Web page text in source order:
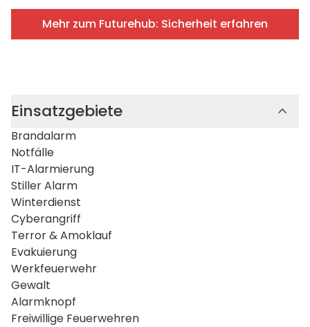
Mehr zum Futurehub: Sicherheit erfahren
Einsatzgebiete
Brandalarm
Notfälle
IT-Alarmierung
Stiller Alarm
Winterdienst
Cyberangriff
Terror & Amoklauf
Evakuierung
Werkfeuerwehr
Gewalt
Alarmknopf
Freiwillige Feuerwehren